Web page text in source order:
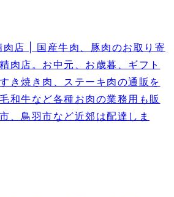
店 | 国産牛肉、豚肉のお取り寄
肉店。お中元、お歳暮、ギフト
き焼き肉、ステーキ肉の通販を
和牛など各種お肉の業務用も販
、鳥羽市など近郊は配達しま